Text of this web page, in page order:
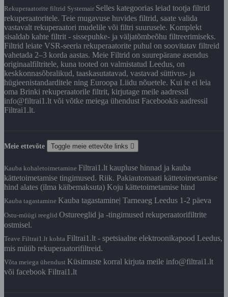
Rekuperaatorite filtrid Systemair Selles kategoorias leiad tootja filtrid
rekuperaatoritele. Teie mugavuse huvides filtrid, saate valida
vastavalt rekuperaatori mudelile või filtri suurusele. Komplekt
sisaldab kahte filtrit - sissepuhke- ja väljatõmbeõhu filtreerimiseks.
Filtrid leiate VSR-seeria rekuperaatorite puhul on soovitatav filtreid
vahetada 2–3 korda aastas. Meie Filtrid on suurepärane asendus
originaalfiltritele, kuna tooted on valmistatud Leedus, on
keskkonnasõbralikud, taaskasutatavad, vastavad süttivus- ja
hügieenistandarditele ning Euroopa Liidu nõuetele. Kui te ei leia
oma Brinki rekuperaatorile filtrit, kirjutage meile aadressil
info@filtrai1.lt või võtke meiega ühendust Facebookis aadressil
Filtrai1.lt.
Meie ettevõte Toggle meie ettevõte links 
Kauba kohaletoimetamine Filtrai1.lt kaupluse hinnad ja kauba
kättetoimetamise tingimused. Riik. Pakiautomaati kättetoimetamise
hind alates (ilma käibemaksuta) Koju kättetoimetamise hind
Kauba tagastamine Kauba tagastamine| Tarneaeg Leedus 1-2 päeva
Ostu-müügi reeglid Ostureeglid ja -tingimused rekuperaatorifiltrite
ostmisel.
Teave Filtrai1.lt kohta Filtrai1.lt - spetsiaalne elektroonikapood Leedus,
mis müüb rekuperaatorifiltreid.
Võta meiega ühendust Küsimuste korral kirjuta meile info@filtrai1.lt
või facebook Filtrai1.lt